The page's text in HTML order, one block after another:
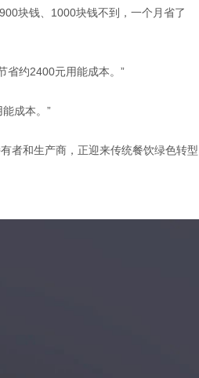
块钱、1000块钱不到，一个月省了
省约2400元用能成本。”
成本。”
者和生产商，正迎来传统餐饮绿色转型